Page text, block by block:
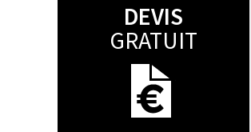
DEVIS
GRATUIT